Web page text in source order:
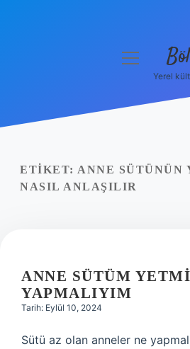
Yasal Uyarı
menüyü
Yerel
ETIKET: ANNE SÜTÜNÜN
NASIL ANLAŞILIR
ANNE SÜTÜM
YAPMALIYIM
Tarih: Eylül 10, 2024
Sütü az olan anneler ne